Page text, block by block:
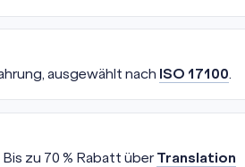
ausgewählt nach ISO 17100.
zu 70 % Rabatt überTranslation